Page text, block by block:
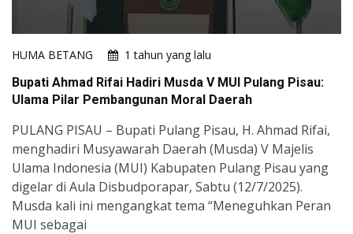
HUMA BETANG
1 tahun yang lalu
Bupati Ahmad Rifai Hadiri Musda V MUI Pulang Pisau:
Ulama Pilar Pembangunan Moral Daerah
PULANG PISAU – Bupati Pulang Pisau, H. Ahmad Rifai,
menghadiri Musyawarah Daerah (Musda) V Majelis
Ulama Indonesia (MUI) Kabupaten Pulang Pisau yang
digelar di Aula Disbudporapar, Sabtu (12/7/2025).
Musda kali ini mengangkat tema “Meneguhkan Peran
MUI sebagai